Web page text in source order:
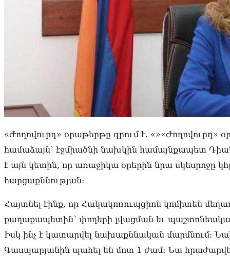
«Ժողովուրդ» օրաթերթը գրում է. «»«Ժողովուրդ»
համաձայն՝ էջմիածնի նախկին համայնքապետ
է այն կետին, որ առաջիկա օրերին նրա սկեսրոջը
հարցաքննության:
Հայտնել էինք, որ Հակակոռուպցիոն կոմիտեն
քաղաքապետին՝ փողերի լվացման եւ
Իսկ ինչ է կատարվել նախաքննական մարմնում:
Գասպարյանին պահել են մոտ 1 ժամ: Նա